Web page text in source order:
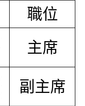
職位
主席
副主席